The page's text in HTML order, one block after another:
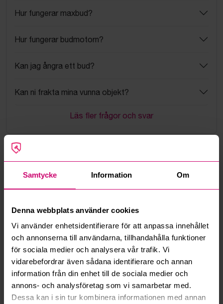
Samtycke Information Om
Denna webbplats använder cookies
Vi använder enhetsidentifierare för att anpassa innehållet
och annonserna till användarna, tillhandahålla funktioner
för sociala medier och analysera vår trafik. Vi
vidarebefordrar även sådana identifierare och annan
information från din enhet till de sociala medier och
annons- och analysföretag som vi samarbetar med.
Dessa kan i sin tur kombinera informationen med annan
Hur fungerar maxbud?
Hur fungerar budmotorn?
Kan jag ångra ett bud?
Kan ni frakta mina vunna objekt?
Läs fler frågor och svar
Mer från samma kategori
Kävlinge 5d
Stort parti fabriksnya
förskolemöbler
500 kr · bud
Nacka
4 karmstolar, trä, svart
lädersits med nitar
4 000 kr